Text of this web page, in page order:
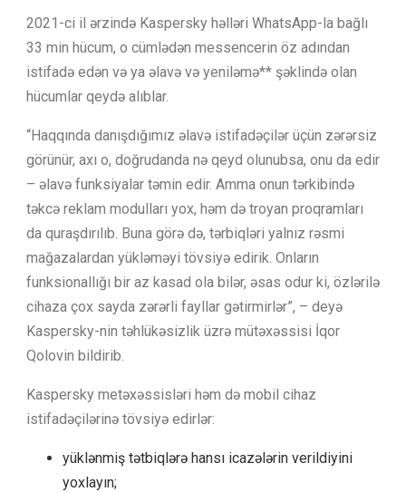
2021-ci il ərzində Kaspersky həlləri WhatsApp-la bağlı
33 min hücum, o cümlədən messencerin öz adından
istifadə edən və ya əlavə və yeniləmə** şəklində olan
hücumlar qeydə alıblar.
“Haqqında danışdığımız əlavə istifadəçilər üçün zərərsiz
görünür, axı o, doğrudanda nə qeyd olunubsa, onu da edir
– əlavə funksiyalar təmin edir. Amma onun tərkibində
təkcə reklam modulları yox, həm də troyan proqramları
da quraşdırılıb. Buna görə də, tərbiqləri yalnız rəsmi
mağazalardan yükləməyi tövsiyə edirik. Onların
funksionallığı bir az kasad ola bilər, əsas odur ki, özlərilə
cihaza çox sayda zərərli fayllar gətirmirlər”, – deyə
Kaspersky-nin təhlükəsizlik üzrə mütəxəssisi İqor
Qolovin bildirib.
Kaspersky metəxəssisləri həm də mobil cihaz
istifadəçilərinə tövsiyə edirlər:
yüklənmiş tətbiqlərə hansı icazələrin verildiyini
yoxlayın;